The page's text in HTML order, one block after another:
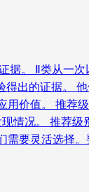
据。 Ⅱ类从一
出的证据。 他
价值。 推荐
情况。 推荐
要灵活选择